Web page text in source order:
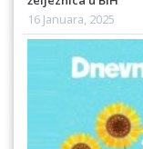
16 Januara, 2025